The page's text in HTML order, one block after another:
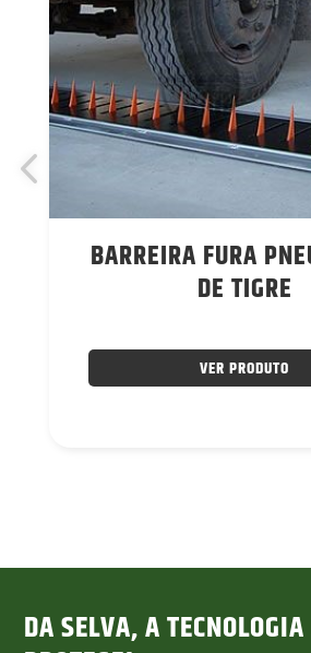
BARREIRA FURA
DE TIGRE
VER PRODUTO
DA SELVA, A